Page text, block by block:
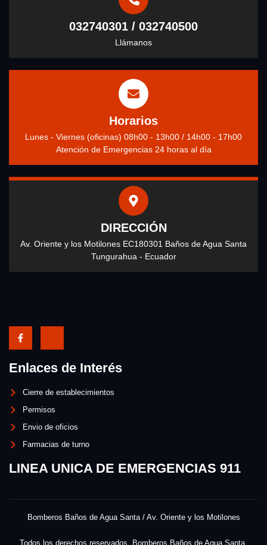
032740301 / 032740500
Llámanos
Horarios
Lunes - Viernes (oficinas) 08h00 - 13h00 / 14h00 - 17h00
Atención de Emergencias 24 horas al día
DIRECCIÓN
Av. Oriente y los Motilones EC180301 Baños de Agua Santa
Tungurahua - Ecuador
Enlaces de Interés
Cierre de establecimientos
Permisos
Envio de oficios
Farmacias de turno
LINEA UNICA DE EMERGENCIAS 911
Bomberos Baños de Agua Santa / Av. Oriente y los Motilones
Todos los derechos reservados. Bomberos Baños de Agua Santa.